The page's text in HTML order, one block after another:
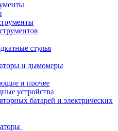
стулья
и дымомеры
и прочее
устройства
батарей и электрических